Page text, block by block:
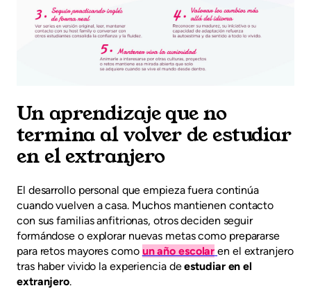
Un aprendizaje que no
termina al volver de estudiar
en el extranjero
El desarrollo personal que empieza fuera continúa
cuando vuelven a casa. Muchos mantienen contacto
con sus familias anfitrionas, otros deciden seguir
formándose o explorar nuevas metas como prepararse
para retos mayores como un año escolar en el extranjero
tras haber vivido la experiencia deestudiar en el
extranjero.